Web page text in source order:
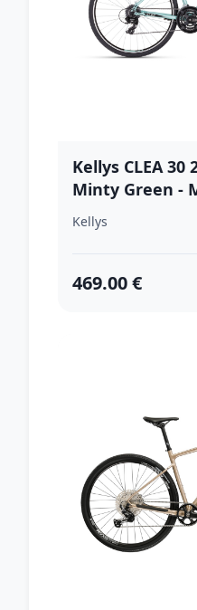
Kellys CLEA 30
Minty Green -
cm)
Kellys
469.00 €